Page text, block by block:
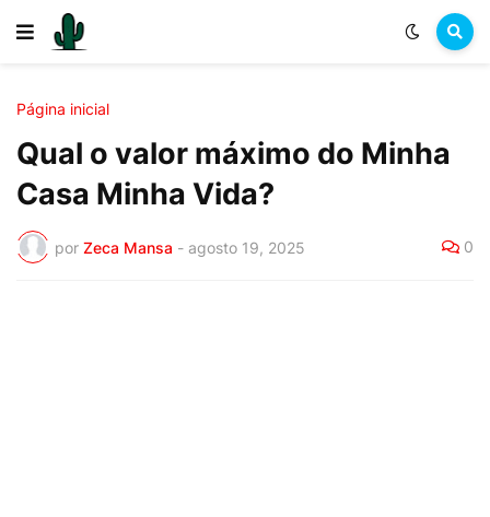
Página inicial
Qual o valor máximo do Minha
Casa Minha Vida?
por Zeca Mansa - agosto 19, 2025 0